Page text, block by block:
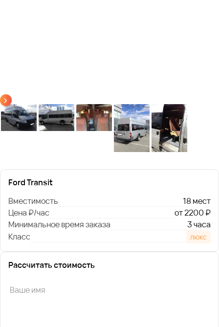
Ford Transit
Вместимость
18 мест
Цена ₽/час
от 2200 ₽
Минимальное время заказа
3 часа
Класс
люкс
Рассчитать стоимость